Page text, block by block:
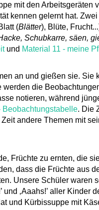
mit den
kennen gelernt hat.
(Blätter), Blüte,
Schubkarre, säen,
und Material 11 - meine
an und gießen sie. Sie
werden die
notieren, während
Beobachtungstabelle. Die
andere Themen mit
Früchte zu ernten, die
dass die Früchte aus
Unsere Schüler waren
und ‚Aaahs!’ aller
und Kürbissuppe mit